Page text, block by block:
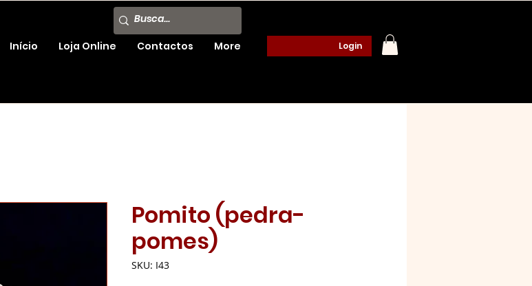
Início Loja Online Contactos More Login
Pomito (pedra-
pomes)
SKU: I43